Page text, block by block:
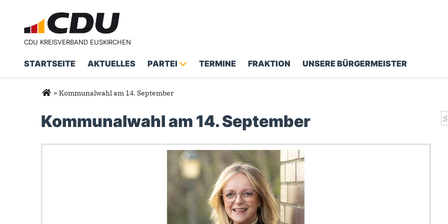
CDU KREISVERBAND EUSKIRCHEN
STARTSEITE AKTUELLES PARTEI TERMINE FRAKTION UNSERE BÜRGERMEISTER
Sie sind hier
» Kommunalwahl am 14. September
Kommunalwahl am 14. September